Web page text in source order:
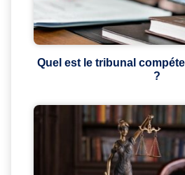
Quel est le tribunal
?